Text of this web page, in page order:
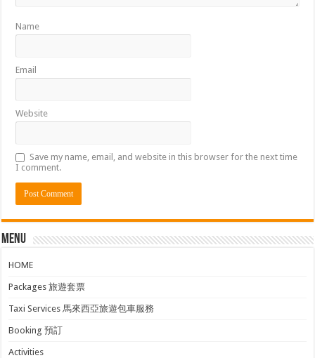
Name
Email
Website
Save my name, email, and website in this browser for the next time
I comment.
Menu
HOME
Packages 旅遊套票
Taxi Services 馬來西亞旅遊包車服務
Booking 預訂
Activities